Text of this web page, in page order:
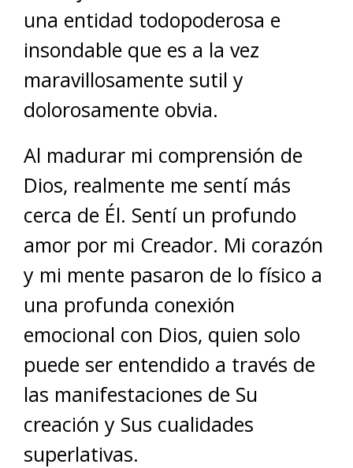
una entidad todopoderosa e
insondable que es a la vez
maravillosamente sutil y
dolorosamente obvia.
Al madurar mi comprensión de
Dios, realmente me sentí más
cerca de Él. Sentí un profundo
amor por mi Creador. Mi corazón
y mi mente pasaron de lo físico a
una profunda conexión
emocional con Dios, quien solo
puede ser entendido a través de
las manifestaciones de Su
creación y Sus cualidades
superlativas.